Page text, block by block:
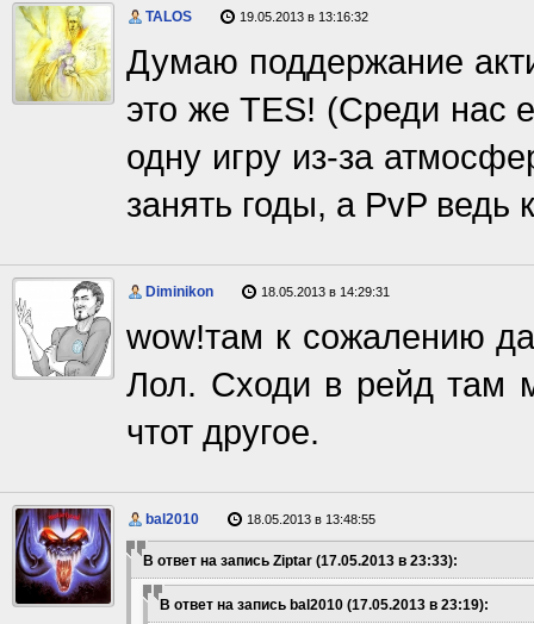
TALOS 19.05.2013 в 13:16:32
Думаю поддержание
это же TES! (Среди нас
одну игру из-за
занять годы, а PvP ведь
Diminikon 18.05.2013 в 14:29:31
wow!там к сожалению
Лол. Сходи в рейд там
чтот другое.
bal2010 18.05.2013 в 13:48:55
В ответ на запись Ziptar (17.05.2013 в 23:33):
В ответ на запись bal2010 (17.05.2013 в 23:19):